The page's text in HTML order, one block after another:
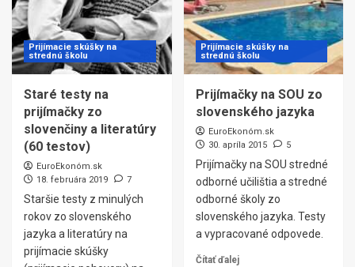
Prijímacie skúšky na
strednú školu
Staré testy na
prijímačky zo
slovenčiny a literatúry
(60 testov)
EuroEkonóm.sk
18. februára 2019
7
Staršie testy z minulých
rokov zo slovenského
jazyka a literatúry na
prijímacie skúšky
Prijímacie skúšky na
strednú školu
Prijímačky na SOU zo
slovenského jazyka
EuroEkonóm.sk
30. apríla 2015
5
Prijímačky na SOU stredné
odborné učilištia a stredné
odborné školy zo
slovenského jazyka. Testy
a vypracované odpovede.
Čítať ďalej